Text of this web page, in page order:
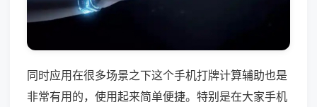
同时应用在很多场景之下这个手机打牌计算辅助也是
非常有用的，使用起来简单便捷。特别是在大家手机